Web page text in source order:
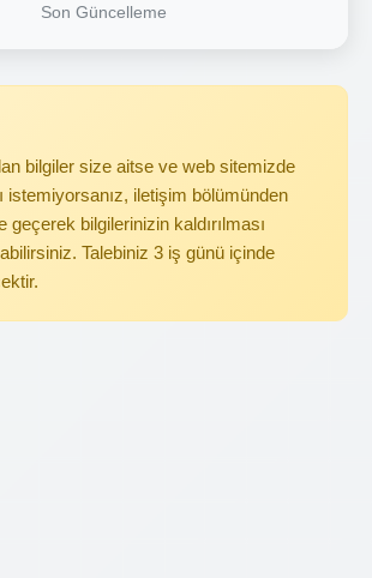
Son Güncelleme
bilgiler size aitse ve web sitemizde
istemiyorsanız, iletişim bölümünden
geçerek bilgilerinizin kaldırılması
Talebiniz 3 iş günü içinde